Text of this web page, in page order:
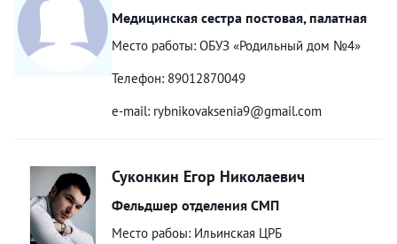
Медицинская сестра постовая, палатная
Место работы: ОБУЗ «Родильный дом №4»
Телефон: 89012870049
e-mail: rybnikovaksenia9@gmail.com
Суконкин Егор Николаевич
Фельдшер отделения СМП
Место рабоы: Ильинская ЦРБ